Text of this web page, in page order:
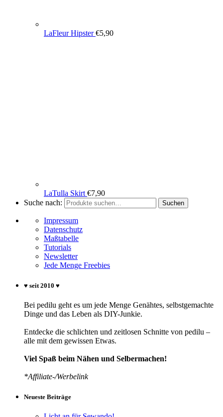
LaFleur Hipster €5,90
LaTulla Skirt €7,90
Suche nach:
Suchen
Impressum
Datenschutz
Maßtabelle
Tutorials
Newsletter
Jede Menge Freebies
♥ seit 2010 ♥
Bei pedilu geht es um jede Menge Genähtes, selbstgemachte
Dinge und das Leben als DIY-Junkie.
Entdecke die schlichten und zeitlosen Schnitte von pedilu –
alle mit dem gewissen Etwas.
Viel Spaß beim Nähen und Selbermachen!
*Affiliate-/Werbelink
Neueste Beiträge